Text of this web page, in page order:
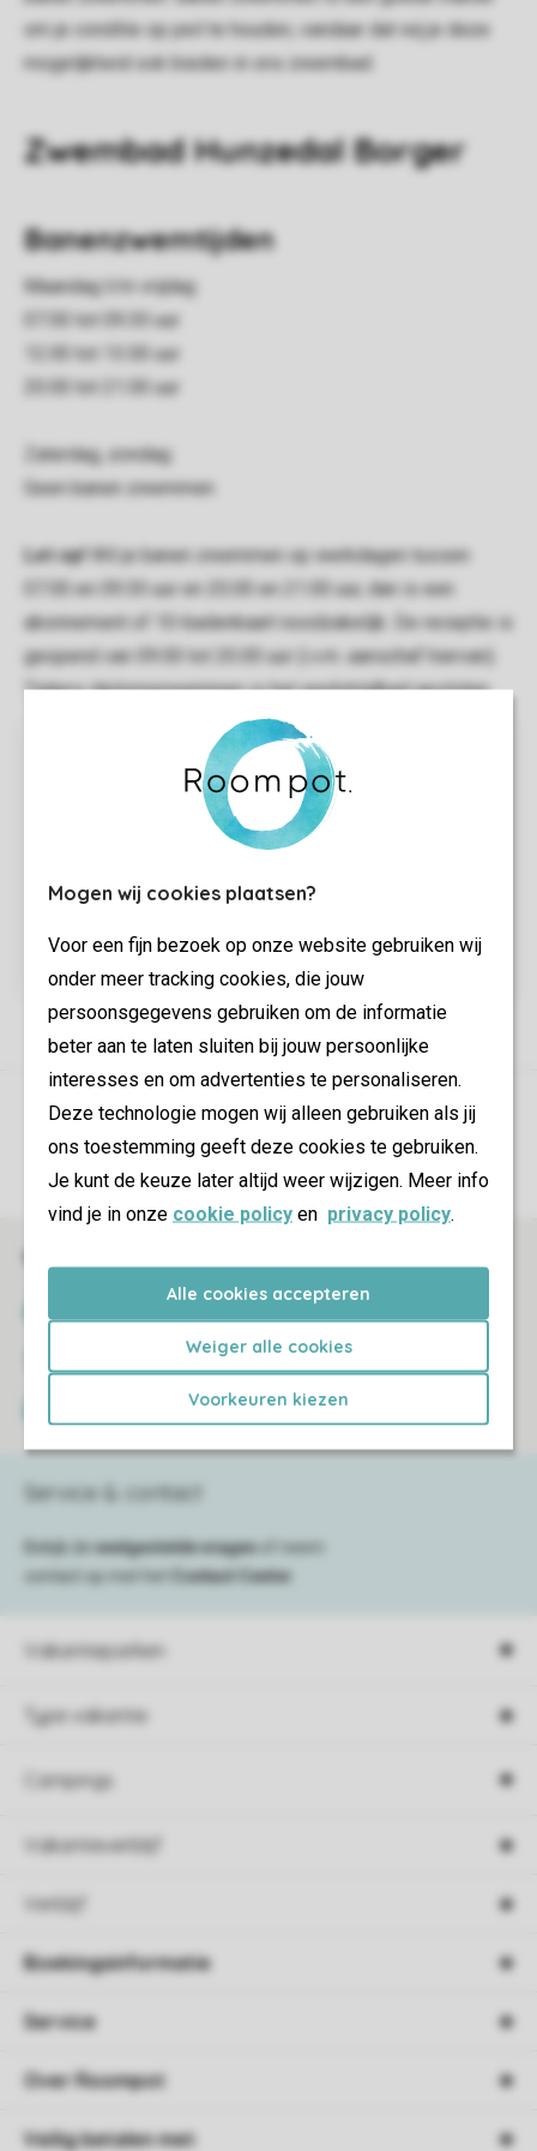
Mogen wij cookies plaatsen?
Voor een fijn bezoek op onze website gebruiken wij
onder meer tracking cookies, die jouw
persoonsgegevens gebruiken om de informatie
beter aan te laten sluiten bij jouw persoonlijke
interesses en om advertenties te personaliseren.
Deze technologie mogen wij alleen gebruiken als jij
ons toestemming geeft deze cookies te gebruiken.
Je kunt de keuze later altijd weer wijzigen. Meer info
vind je in onze cookie policy en privacy policy.
Alle cookies accepteren
Weiger alle cookies
Voorkeuren kiezen
Avontuurlijk genieten
om je conditie op peil te houden, vandaar dat wij je deze
mogelijkheid ook bieden in ons zwembad.
Zwembad Hunzedal Borger
Banenzwemtijden
Maandag t/m vrijdag
07.00 tot 09.30 uur
12.00 tot 13.00 uur
20.00 tot 21.00 uur
Zaterdag, zondag:
Geen banen zwemmen
Let op! Wil je banen zwemmen op werkdagen tussen
07.00 en 09.30 uur en 20.00 en 21.00 uur, dan is een
abonnement of 10-badenkaart noodzakelijk. De receptie is
geopend van 09.00 tot 20.00 uur (i.v.m. aanschaf hiervan).
Tijdens diplomazwemmen is het wedstrijdbad gesloten.
Controle over jouw gegevens & privacy
Instellingen wijzigen
Veilige gegevensoverdracht
Vakantieparken
Type vakantie
Campings
Vakantieverblijf
Verblijf
Service & contact
Bekijk de veelgestelde vragen
of neem
contact op met het
Contact Center
Boekingsinformatie
Service
Over Roompot
Veilig betalen met